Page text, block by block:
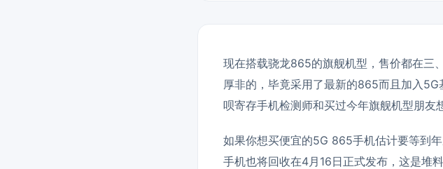
现在搭载骁龙865的旗舰机型，售价都在三
厚非的，毕竟采用了最新的865而且加入
呗寄存手机检测师和买过今年旗舰机型朋友
如果你想买便宜的5G 865手机估计要等到
手机也将回收在4月16日正式发布，这是堆